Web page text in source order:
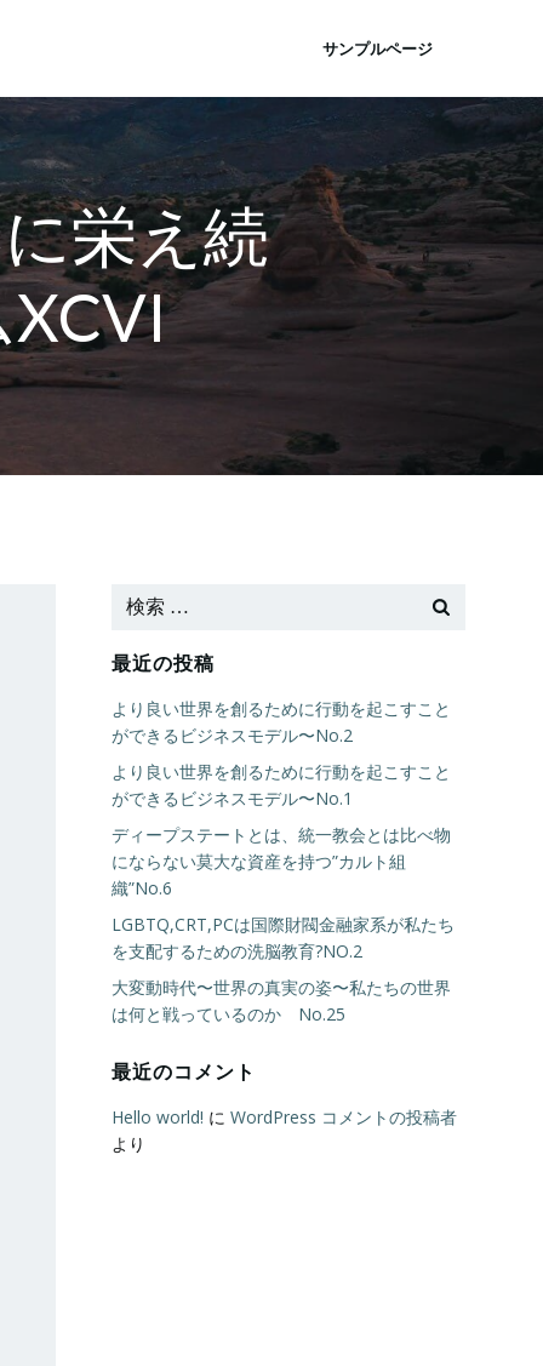
サンプルページ
栄え続
最近の投稿
より良い世界を創るために行動を起こすこと
ができるビジネスモデル〜No.2
より良い世界を創るために行動を起こすこと
ができるビジネスモデル〜No.1
ディープステートとは、統一教会とは比べ物
にならない莫大な資産を持つ”カルト組
織”No.6
LGBTQ,CRT,PCは国際財閥金融家系が私たち
を支配するための洗脳教育?NO.2
大変動時代〜世界の真実の姿〜私たちの世界
は何と戦っているのか No.25
最近のコメント
Hello world! に WordPress コメントの投稿者
より